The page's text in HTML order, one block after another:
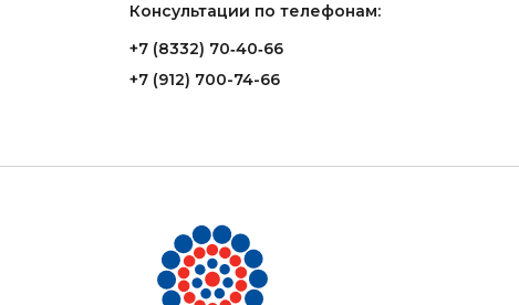
Консультации по телефонам:
+7 (8332) 70‑40‑66
+7 (912) 700-74-66